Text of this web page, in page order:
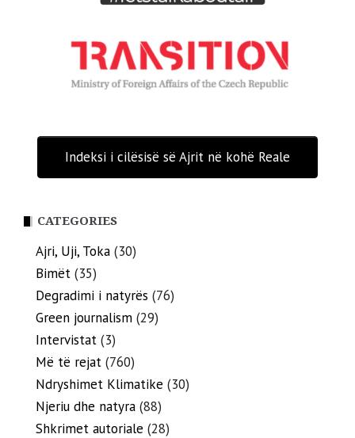
Indeksi i cilësisë së Ajrit në kohë Reale
CATEGORIES
Ajri, Uji, Toka (30)
Bimët (35)
Degradimi i natyrës (76)
Green journalism (29)
Intervistat (3)
Më të rejat (760)
Ndryshimet Klimatike (30)
Njeriu dhe natyra (88)
Shkrimet autoriale (28)